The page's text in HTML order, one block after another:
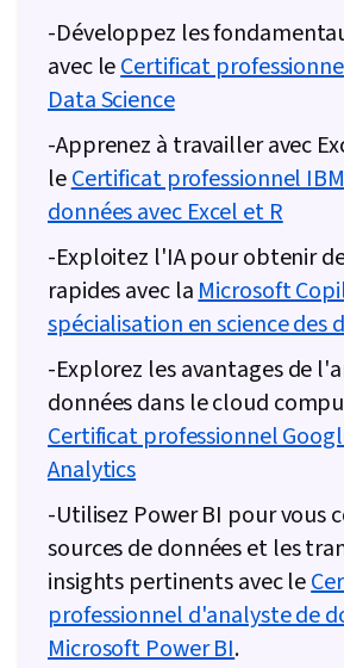
-Développez les
avec leCertificat
Data Science
-Apprenez à travailler avec
leCertificat professionnel
données avec Excel et R
-Exploitez l'IA pour obtenir
rapides avec laMicrosoft
spécialisation en science des
-Explorez les avantages de
données dans le cloud
Certificat professionnel
Analytics
-Utilisez Power BI pour vous
sources de données et les
insights pertinents avec le
professionnel d'analyste de
Microsoft Power BI.